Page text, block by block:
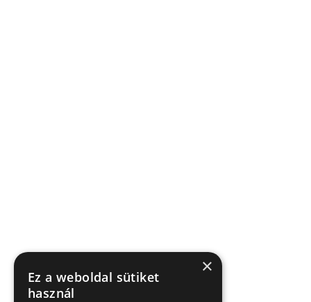
×
Ez a weboldal sütiket
használ